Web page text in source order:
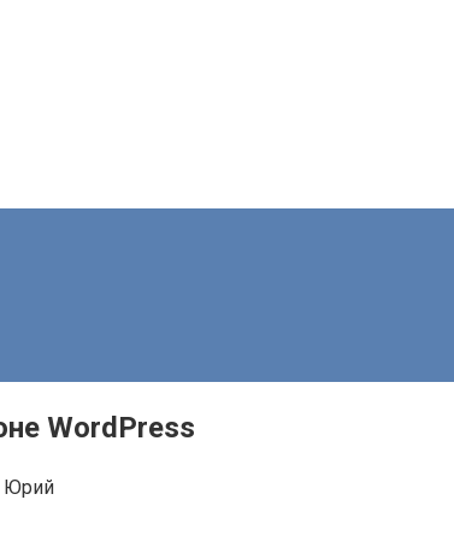
WordPress
Юрий